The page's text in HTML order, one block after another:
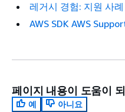
레거시 경험: 지원 사
AWS SDK AWS
페이지 내용이 도움이
예
아니요